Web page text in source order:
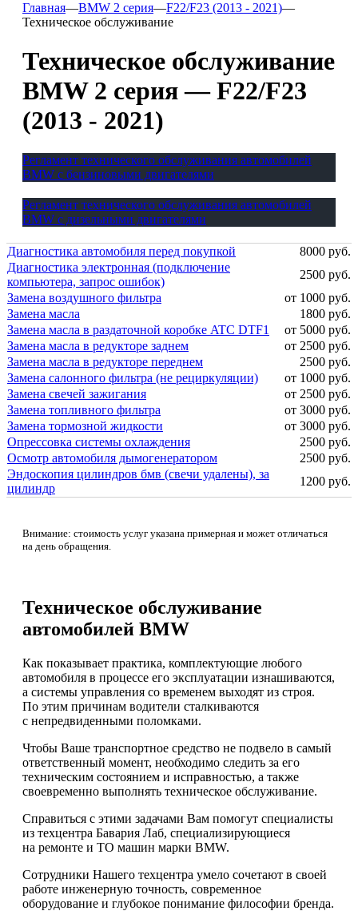
Главная—BMW 2 серия—F22/F23 (2013 - 2021)—
Техническое обслуживание
Техническое обслуживание
BMW 2 серия — F22/F23
(2013 - 2021)
Регламент технического обслуживания автомобилей
BMW с бензиновыми двигателями
Регламент технического обслуживания автомобилей
BMW с дизельными двигателями
Диагностика автомобиля перед покупкой
8000 руб.
Диагностика электронная (подключение
компьютера, запрос ошибок)
2500 руб.
Замена воздушного фильтра
от 1000 руб.
Замена масла
1800 руб.
Замена масла в раздаточной коробке ATC DTF1
от 5000 руб.
Замена масла в редукторе заднем
от 2500 руб.
Замена масла в редукторе переднем
2500 руб.
Замена салонного фильтра (не рециркуляции)
от 1000 руб.
Замена свечей зажигания
от 2500 руб.
Замена топливного фильтра
от 3000 руб.
Замена тормозной жидкости
от 3000 руб.
Опрессовка системы охлаждения
2500 руб.
Осмотр автомобиля дымогенератором
2500 руб.
Эндоскопия цилиндров бмв (свечи удалены), за
цилиндр
1200 руб.
Внимание: стоимость услуг указана примерная и может отличаться
на день обращения.
Техническое обслуживание
автомобилей BMW
Как показывает практика, комплектующие любого
автомобиля в процессе его эксплуатации изнашиваются,
а системы управления со временем выходят из строя.
По этим причинам водители сталкиваются
с непредвиденными поломками.
Чтобы Ваше транспортное средство не подвело в самый
ответственный момент, необходимо следить за его
техническим состоянием и исправностью, а также
своевременно выполнять техническое обслуживание.
Справиться с этими задачами Вам помогут специалисты
из техцентра Бавария Лаб, специализирующиеся
на ремонте и ТО машин марки BMW.
Сотрудники Нашего техцентра умело сочетают в своей
работе инженерную точность, современное
оборудование и глубокое понимание философии бренда.